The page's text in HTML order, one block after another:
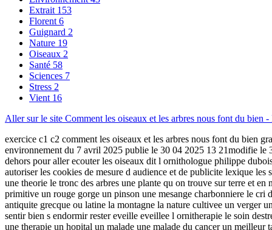
Extrait 153
Florent 6
Guignard 2
Nature 19
Oiseaux 2
Santé 58
Sciences 7
Stress 2
Vient 16
Aller sur le site Comment les oiseaux et les arbres nous font du bien
exercice c1 c2 comment les oiseaux et les arbres nous font du bien
environnement du 7 avril 2025 publie le 30 04 2025 13 21modifie le
dehors pour aller ecouter les oiseaux dit l ornithologue philippe
autoriser les cookies de mesure d audience et de publicite lexique
une theorie le tronc des arbres une plante qu on trouve sur terre et
primitive un rouge gorge un pinson une mesange charbonniere le cri
antiquite grecque ou latine la montagne la nature cultivee un verger
sentir bien s endormir rester eveille eveillee l ornitherapie le soin
une therapie un hopital un malade une malade du cancer un